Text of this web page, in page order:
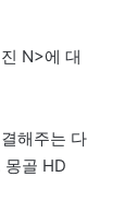
N>에 대
해주는 다
몽골 HD